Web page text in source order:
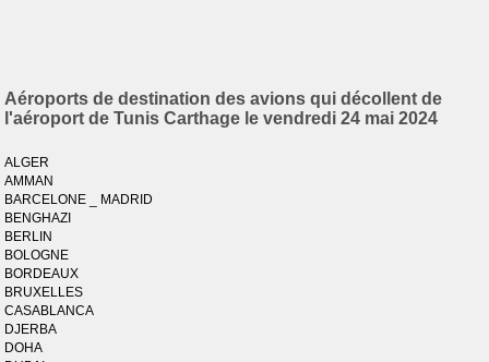
Aéroports de destination des avions qui décollent de
l'aéroport de Tunis Carthage le vendredi 24 mai 2024
ALGER
AMMAN
BARCELONE _ MADRID
BENGHAZI
BERLIN
BOLOGNE
BORDEAUX
BRUXELLES
CASABLANCA
DJERBA
DOHA